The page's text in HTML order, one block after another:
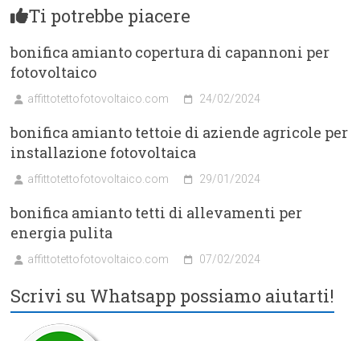
Ti potrebbe piacere
bonifica amianto copertura di capannoni per
fotovoltaico
affittotettofotovoltaico.com 24/02/2024
bonifica amianto tettoie di aziende agricole per
installazione fotovoltaica
affittotettofotovoltaico.com 29/01/2024
bonifica amianto tetti di allevamenti per
energia pulita
affittotettofotovoltaico.com 07/02/2024
Scrivi su Whatsapp possiamo aiutarti!